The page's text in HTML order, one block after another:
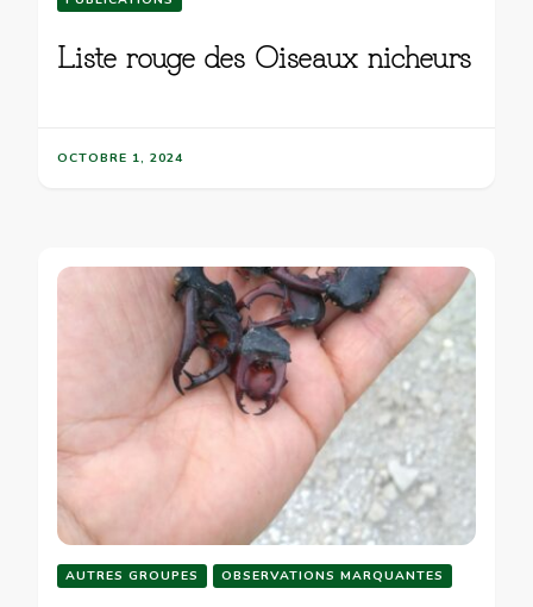
Liste rouge des Oiseaux nicheurs
OCTOBRE 1, 2024
AUTRES GROUPES OBSERVATIONS MARQUANTES